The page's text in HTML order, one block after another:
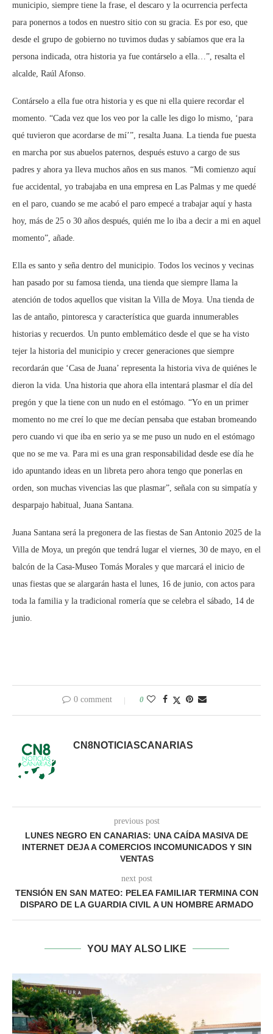
municipio, siempre tiene la frase, el descaro y la ocurrencia perfecta
para ponernos a todos en nuestro sitio con su gracia. Es por eso, que
desde el grupo de gobierno no tuvimos dudas y sabíamos que era la
persona indicada, otra historia ya fue contárselo a ella…”, resalta el
alcalde, Raúl Afonso.
Contárselo a ella fue otra historia y es que ni ella quiere recordar el
momento. “Cada vez que los veo por la calle les digo lo mismo, ‘para
qué tuvieron que acordarse de mí’”, resalta Juana. La tienda fue puesta
en marcha por sus abuelos paternos, después estuvo a cargo de sus
padres y ahora ya lleva muchos años en sus manos. “Mi comienzo aquí
fue accidental, yo trabajaba en una empresa en Las Palmas y me quedé
en el paro, cuando se me acabó el paro empecé a trabajar aquí y hasta
hoy, más de 25 o 30 años después, quién me lo iba a decir a mi en aquel
momento”, añade.
Ella es santo y seña dentro del municipio. Todos los vecinos y vecinas
han pasado por su famosa tienda, una tienda que siempre llama la
atención de todos aquellos que visitan la Villa de Moya. Una tienda de
las de antaño, pintoresca y característica que guarda innumerables
historias y recuerdos. Un punto emblemático desde el que se ha visto
tejer la historia del municipio y crecer generaciones que siempre
recordarán que ‘Casa de Juana’ representa la historia viva de quiénes le
dieron la vida. Una historia que ahora ella intentará plasmar el día del
pregón y que la tiene con un nudo en el estómago. “Yo en un primer
momento no me creí lo que me decían pensaba que estaban bromeando
pero cuando vi que iba en serio ya se me puso un nudo en el estómago
que no se me va. Para mi es una gran responsabilidad desde ese día he
ido apuntando ideas en un libreta pero ahora tengo que ponerlas en
orden, son muchas vivencias las que plasmar”, señala con su simpatía y
desparpajo habitual, Juana Santana.
Juana Santana será la pregonera de las fiestas de San Antonio 2025 de la
Villa de Moya, un pregón que tendrá lugar el viernes, 30 de mayo, en el
balcón de la Casa-Museo Tomás Morales y que marcará el inicio de
unas fiestas que se alargarán hasta el lunes, 16 de junio, con actos para
toda la familia y la tradicional romería que se celebra el sábado, 14 de
junio.
0 comment 0
CN8NOTICIASCANARIAS
previous post
LUNES NEGRO EN CANARIAS: UNA CAÍDA MASIVA DE
INTERNET DEJA A COMERCIOS INCOMUNICADOS Y SIN
VENTAS
next post
TENSIÓN EN SAN MATEO: PELEA FAMILIAR TERMINA CON
DISPARO DE LA GUARDIA CIVIL A UN HOMBRE ARMADO
YOU MAY ALSO LIKE